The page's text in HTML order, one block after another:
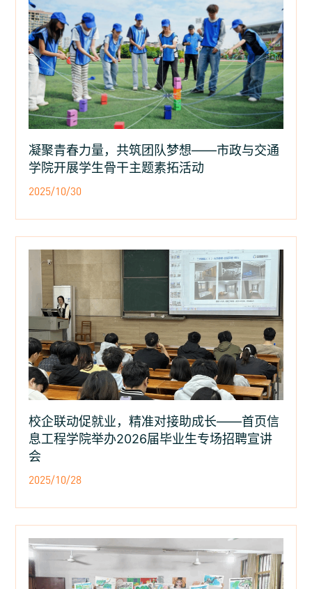
凝聚青春力量，共筑团队梦想——市政与交通
学院开展学生骨干主题素拓活动
2025/10/30
校企联动促就业，精准对接助成长——首页信
息工程学院举办2026届毕业生专场招聘宣讲
会
2025/10/28